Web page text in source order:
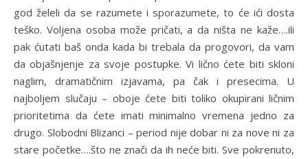
god želeli da se razumete i sporazumete, to će ići dosta
teško. Voljena osoba može pričati, a da ništa ne kaže….ili
pak ćutati baš onda kada bi trebala da progovori, da vam
da objašnjenje za svoje postupke. Vi lično ćete biti skloni
naglim, dramatičnim izjavama, pa čak i presecima. U
najboljem slučaju – oboje ćete biti toliko okupirani ličnim
prioritetima da ćete imati minimalno vremena jedno za
drugo. Slobodni Blizanci – period nije dobar ni za nove ni za
stare početke….što ne znači da ih neće biti. Sve pokrenuto,